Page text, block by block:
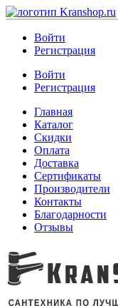
Войти
Регистрация
Войти
Регистрация
Главная
Каталог
Скидки
Оплата
Доставка
Сертификаты
Производители
Контакты
Благодарности
Отзывы